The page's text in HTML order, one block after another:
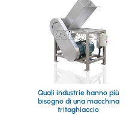
Quali industrie hanno più
bisogno di una macchina
tritaghiaccio